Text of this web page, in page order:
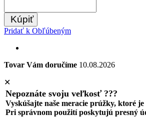
Kúpiť
Pridať k Obľúbeným
Tovar Vám doručíme 10.08.2026
✕
Nepoznáte svoju veľkosť ???
Vyskúšajte naše meracie prúžky, ktoré
Pri správnom použití poskytujú presný